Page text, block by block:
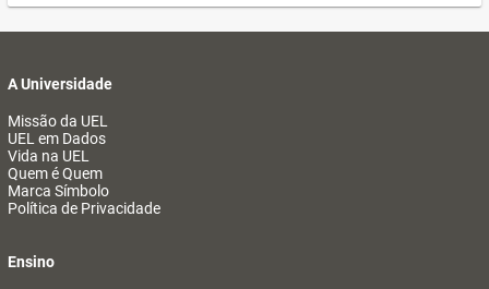
A Universidade
Missão da UEL
UEL em Dados
Vida na UEL
Quem é Quem
Marca Símbolo
Política de Privacidade
Ensino